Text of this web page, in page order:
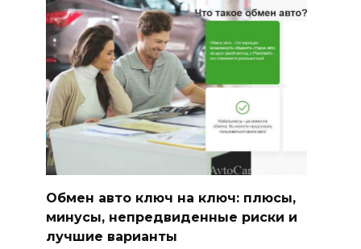
Обмен авто ключ на ключ: плюсы,
минусы, непредвиденные риски и
лучшие варианты